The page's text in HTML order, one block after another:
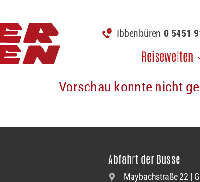
Reisewelten
Ibbenbüren 0 5451
Vorschau konnte nicht
Abfahrt der Busse
Maybachstraße 22 |